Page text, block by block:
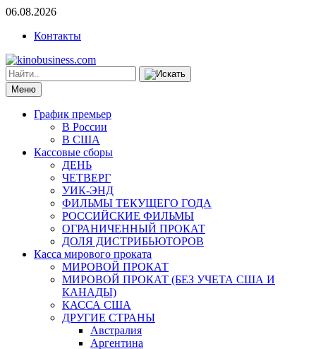
06.08.2026
Контакты
Меню
График премьер
В России
В США
Кассовые сборы
ДЕНЬ
ЧЕТВЕРГ
УИК-ЭНД
ФИЛЬМЫ ТЕКУЩЕГО ГОДА
РОССИЙСКИЕ ФИЛЬМЫ
ОГРАНИЧЕННЫЙ ПРОКАТ
ДОЛЯ ДИСТРИБЬЮТОРОВ
Касса мирового проката
МИРОВОЙ ПРОКАТ
МИРОВОЙ ПРОКАТ (БЕЗ УЧЕТА США И
КАНАДЫ)
КАССА США
ДРУГИЕ СТРАНЫ
Австралия
Аргентина